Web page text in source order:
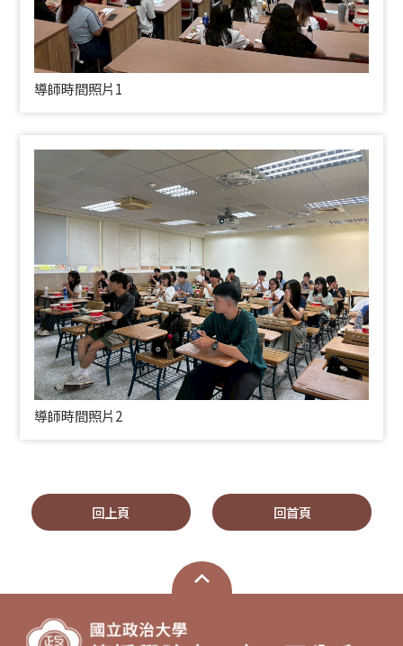
導師時間照片1
導師時間照片2
回上頁 回首頁